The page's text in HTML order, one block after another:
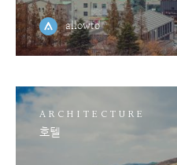
allowto
ARCHITECTURE
호텔